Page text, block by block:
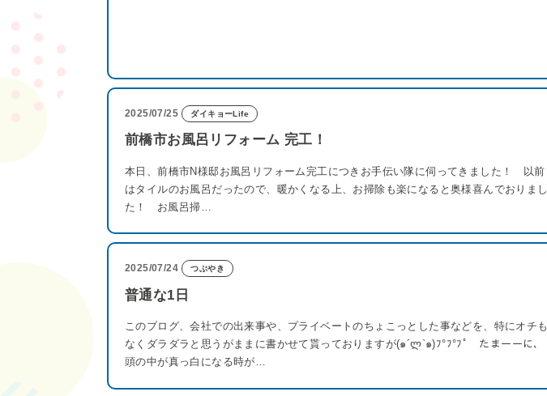
2025/07/25 ダイキョーLife
前橋市お風呂リフォーム 完工！
本日、前橋市N様邸お風呂リフォーム完工につきお手伝い隊に伺ってきました！ 以前
はタイルのお風呂だったので、暖かくなる上、お掃除も楽になると奥様喜んでおりまし
た！ お風呂掃…
2025/07/24 つぶやき
普通な1日
このブログ、会社での出来事や、プライベートのちょこっとした事などを、特にオチも
なくダラダラと思うがままに書かせて貰っておりますが(๑´ლ`๑)ﾌ°ﾌ°ﾌﾟ たまーーに、
頭の中が真っ白になる時が…